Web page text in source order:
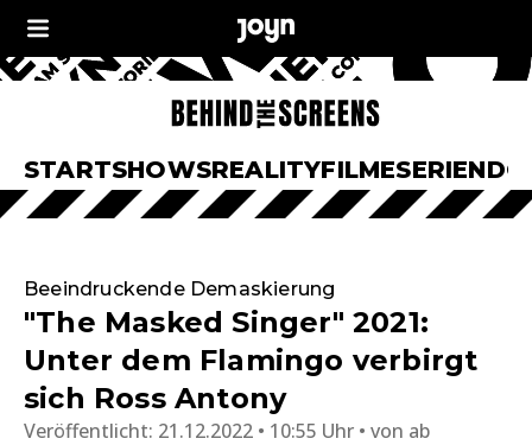
STARTSHOWSREALITYFILMESERIEN
Beeindruckende Demaskierung
"The Masked Singer" 2021:
Unter dem Flamingo verbirgt
sich Ross Antony
Veröffentlicht: 21.12.2022 • 10:55 Uhr von ab